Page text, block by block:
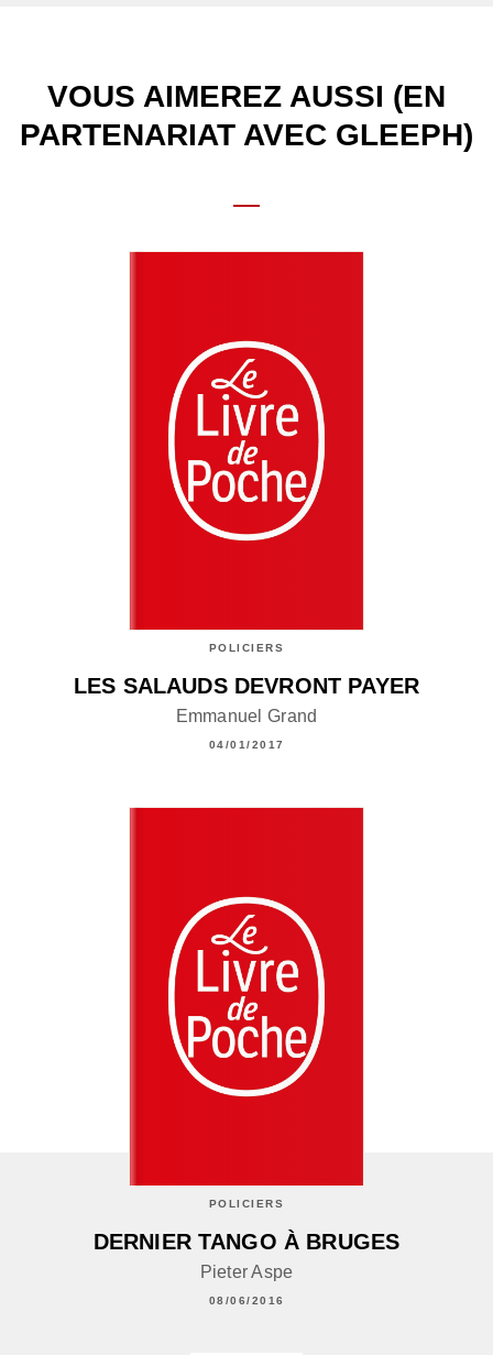
VOUS AIMEREZ AUSSI (EN
PARTENARIAT AVEC GLEEPH)
POLICIERS
LES SALAUDS DEVRONT PAYER
Emmanuel Grand
04/01/2017
POLICIERS
DERNIER TANGO À BRUGES
Pieter Aspe
08/06/2016